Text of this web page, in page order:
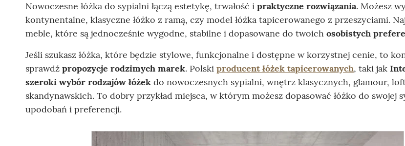
Nowoczesne łóżka do sypialni łączą estetykę, trwałość i praktyczne rozwiązania. Możesz
kontynentalne, klasyczne łóżko z ramą, czy model łóżka tapicerowanego z przeszyciami.
meble, które są jednocześnie wygodne, stabilne i dopasowane do twoich osobistych
Jeśli szukasz łóżka, które będzie stylowe, funkcjonalne i dostępne w korzystnej cenie, to
sprawdź propozycje rodzimych marek. Polski producent łóżek tapicerowanych, taki jak
szeroki wybór rodzajów łóżek do nowoczesnych sypialni, wnętrz klasycznych, glamour,
skandynawskich. To dobry przykład miejsca, w którym możesz dopasować łóżko do swojej
upodobań i preferencji.